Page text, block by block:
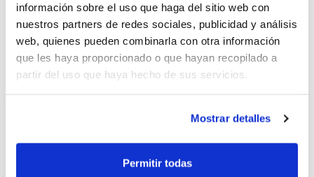
información sobre el uso que haga del sitio web con
nuestros partners de redes sociales, publicidad y análisis
web, quienes pueden combinarla con otra información
que les haya proporcionado o que hayan recopilado a
partir del uso que haya hecho de sus servicios.
Mostrar detalles
Permitir todas
Manises albergarà el
Campionat 3×3 U17
Galería de fotos – Entrega de